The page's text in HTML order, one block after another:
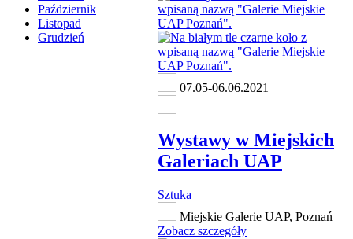
Październik
Listopad
Grudzień
07.05-06.06.2021
Wystawy w Miejskich
Galeriach UAP
Sztuka
Miejskie Galerie UAP, Poznań
Zobacz szczegóły